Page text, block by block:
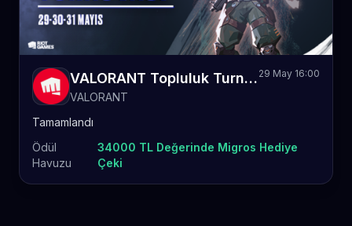
VALORANT Topluluk Turnuvası Mayıs
VALORANT
29 May 16:00
Tamamlandı
Ödül
Havuzu
34000 TL Değerinde Migros Hediye
Çeki